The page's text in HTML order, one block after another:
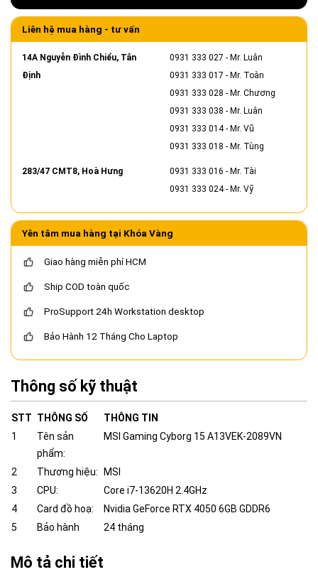
Liên hệ mua hàng - tư vấn
14A Nguyễn Đình Chiểu, Tân
Định
0931 333 027 - Mr. Luân
0931 333 017 - Mr. Toàn
0931 333 028 - Mr. Chương
0931 333 038 - Mr. Luân
0931 333 014- Mr. Vũ
0931 333 018 - Mr. Tùng
283/47 CMT8, Hoà Hưng 0931 333 016 - Mr. Tài
0931 333 024- Mr. Vỹ
Yên tâm mua hàng tại Khóa Vàng
Giao hàng miễn phí HCM
Ship COD toàn quốc
ProSupport 24h Workstation desktop
Bảo Hành 12 Tháng Cho Laptop
Thông số kỹ thuật
STT THÔNG SỐ
THÔNG TIN
1
Tên sản
phẩm:
MSI Gaming Cyborg 15 A13VEK-2089VN
2 Thương hiệu:
MSI
3
CPU:
Core i7-13620H 2.4GHz
4
Card đồ hoạ:
Nvidia GeForce RTX 4050 6GB GDDR6
5
Bảo hành 24 tháng
Mô tả chi tiết